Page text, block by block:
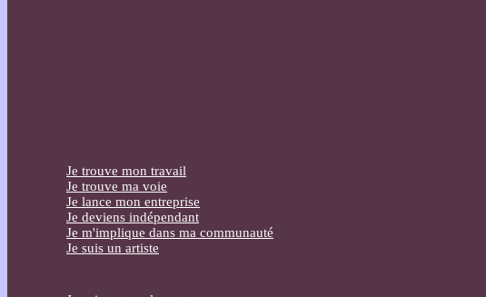
Je trouve mon travail
Je trouve ma voie
Je lance mon entreprise
Je deviens indépendant
Je m'implique dans ma communauté
Je suis un artiste